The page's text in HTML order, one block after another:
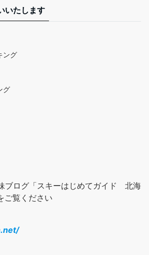
いたします
ング
グ
ブログ「スキーはじめてガイド 北海
ご覧ください